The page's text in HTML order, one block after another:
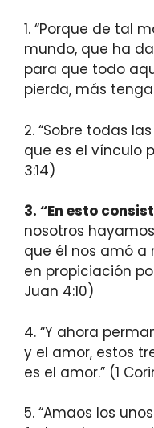
1. “Porque de tal
mundo, que ha
para que todo
pierda, más
2. “Sobre todas
que es el vínculo
3:14)
3. “En esto
nosotros
que él nos amó a
en propiciación
Juan 4:10)
4. “Y ahora
y el amor, estos
es el amor.” (1
5. “Amaos los